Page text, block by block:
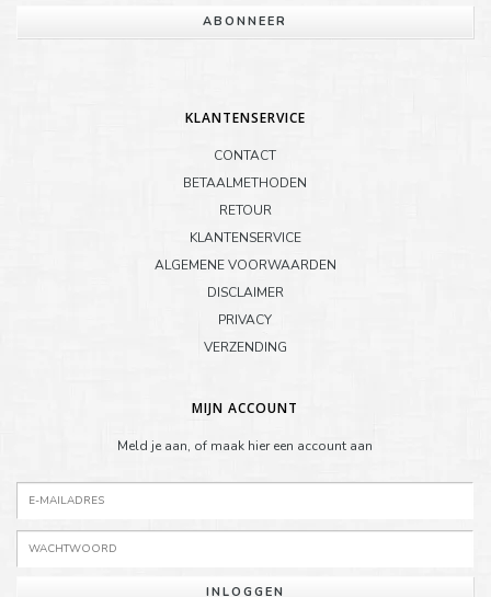
ABONNEER
KLANTENSERVICE
CONTACT
BETAALMETHODEN
RETOUR
KLANTENSERVICE
ALGEMENE VOORWAARDEN
DISCLAIMER
PRIVACY
VERZENDING
MIJN ACCOUNT
Meld je aan, of maak hier een account aan
INLOGGEN